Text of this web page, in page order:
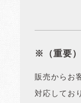
※（重要
販売からお
対応してお